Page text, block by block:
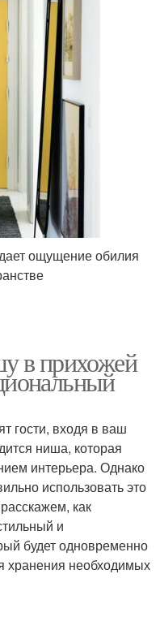
ощущение обилия
в прихожей
гости, входя в ваш
ниша, которая
интерьера. Однако
использовать это
как
и
будет одновременно
хранения необходимых